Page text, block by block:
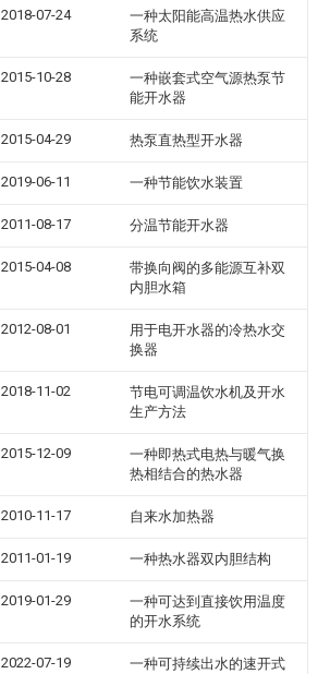
2018-07-24
一种太阳能高温热水供应
系统
2015-10-28
一种嵌套式空气源热泵节
能开水器
2015-04-29 热泵直热型开水器
2019-06-11 一种节能饮水装置
2011-08-17 分温节能开水器
2015-04-08
带换向阀的多能源互补双
内胆水箱
2012-08-01
用于电开水器的冷热水交
换器
2018-11-02
节电可调温饮水机及开水
生产方法
2015-12-09
一种即热式电热与暖气换
热相结合的热水器
2010-11-17 自来水加热器
2011-01-19 一种热水器双内胆结构
2019-01-29
一种可达到直接饮用温度
的开水系统
2022-07-19
一种可持续出水的速开式